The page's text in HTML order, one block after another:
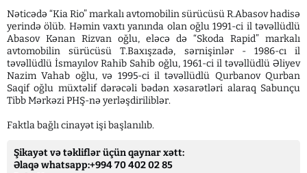
Nəticədə “Kia Rio” markalı avtomobilin sürücüsü R.Abasov hadisə
yerində ölüb. Həmin vaxtı yanında olan oğlu 1991-ci il təvəllüdlü
Abasov Kənan Rizvan oğlu, eləcə də “Skoda Rapid” markalı
avtomobilin sürücüsü T.Baxışzadə, sərnişinlər - 1986-cı il
təvəllüdlü İsmayılov Rahib Sahib oğlu, 1961-ci il təvəllüdlü Əliyev
Nazim Vahab oğlu, və 1995-ci il təvəllüdlü Qurbanov Qurban
Saqif oğlu müxtəlif dərəcəli bədən xəsarətləri alaraq Sabunçu
Tibb Mərkəzi PHŞ-nə yerləşdiriliblər.
Faktla bağlı cinayət işi başlanılıb.
Şikayət və təkliflər üçün qaynar xətt:
Əlaqə whatsapp:+994 70 402 02 85